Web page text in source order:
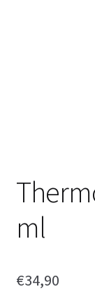
ml
€34,90